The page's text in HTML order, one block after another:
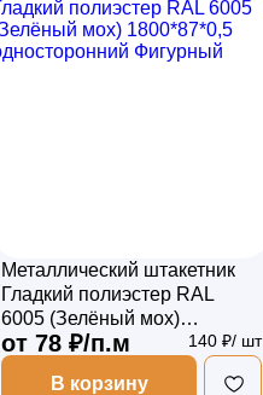
Металлический штакетник
Гладкий полиэстер RAL
6005 (Зелёный мох)
1800*87*0,5 односторонний
Фигурный
от 78 ₽/п.м 140 ₽/ шт
В корзину